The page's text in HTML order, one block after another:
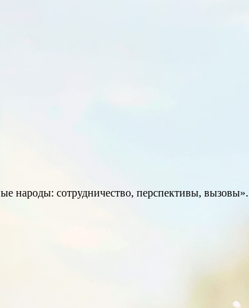
народы: сотрудничество, перспективы, вызовы».